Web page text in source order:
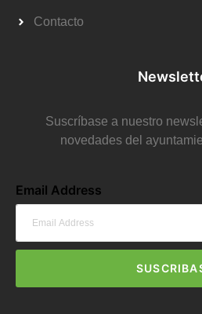
Contacto
Suscríbase a nuestro
novedades del
Email Address